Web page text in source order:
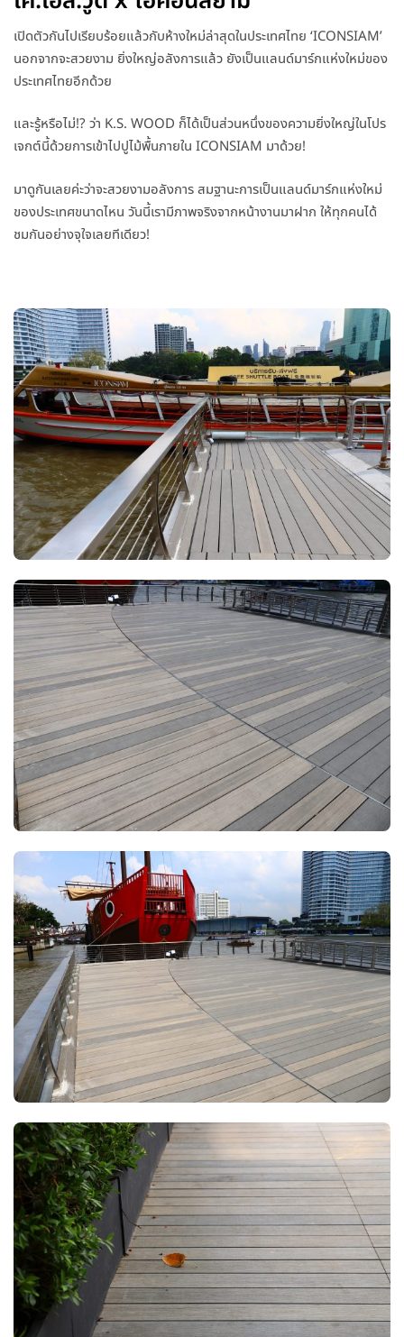
เปิดตัวกันไปเรียบร้อยแล้วกับห้างใหม่ล่าสุดในประเทศไทย ‘ICONSIAM’
นอกจากจะสวยงาม ยิ่งใหญ่อลังการแล้ว ยังเป็นแลนด์มาร์กแห่งใหม่ของ
ประเทศไทยอีกด้วย
และรู้หรือไม่!? ว่า K.S. WOOD ก็ได้เป็นส่วนหนึ่งของความยิ่งใหญ่ในโปร
เจกต์นี้ด้วยการเข้าไปปูไม้พื้นภายใน ICONSIAM มาด้วย!
มาดูกันเลยค่ะว่าจะสวยงามอลังการ สมฐานะการเป็นแลนด์มาร์กแห่งใหม่
ของประเทศขนาดไหน วันนี้เรามีภาพจริงจากหน้างานมาฝาก ให้ทุกคนได้
ชมกันอย่างจุใจเลยทีเดียว!